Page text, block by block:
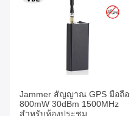
Jammer สัญญาณ GPS มือถือ
800mW 30dBm 1500MHz
สำหรับห้องประชุม